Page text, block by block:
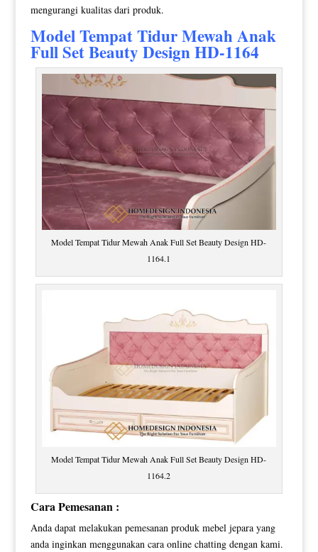
mengurangi kualitas dari produk.
ModelTempat Tidur MewahAnak
Full Set Beauty Design HD-1164
Model Tempat Tidur Mewah Anak Full Set Beauty Design HD-
1164.1
Model Tempat Tidur Mewah Anak Full Set Beauty Design HD-
1164.2
Cara Pemesanan :
Anda dapat melakukan pemesanan produk mebel jepara yang
anda inginkan menggunakan cara online chatting dengan kami.